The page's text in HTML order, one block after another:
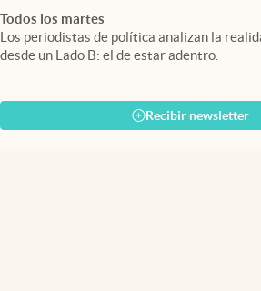
Todos los martes
Los periodistas de política analizan la
desde un Lado B: el de estar adentro.
Recibir newsletter